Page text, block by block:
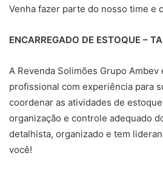
Venha fazer parte do nosso time e
ENCARREGADO DE ESTOQUE –
A Revenda Solimões Grupo Ambev
profissional com experiência para
coordenar as atividades de
organização e controle adequado
detalhista, organizado e tem
você!